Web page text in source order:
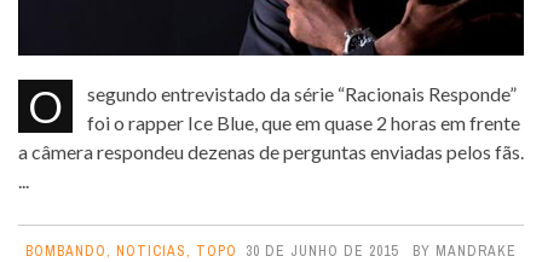
O segundo entrevistado da série “Racionais Responde”
foi o rapper Ice Blue, que em quase 2 horas em frente
a câmera respondeu dezenas de perguntas enviadas pelos fãs.
...
BOMBANDO, NOTICIAS, TOPO 30 DE JUNHO DE 2015 BY MANDRAKE